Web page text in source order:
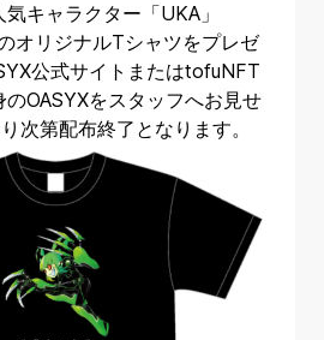
キャラクター「UKA」
のオリジナルTシャツをプレゼ
公式サイトまたはtofuNFT
OASYXをスタッフへお見せ
次第配布終了となります。